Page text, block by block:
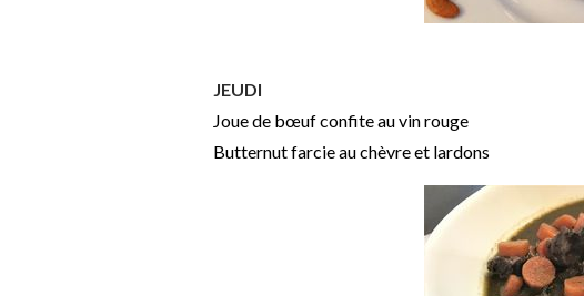
JEUDI
Joue de bœuf confite au vin rouge
Butternut farcie au chèvre et lardons